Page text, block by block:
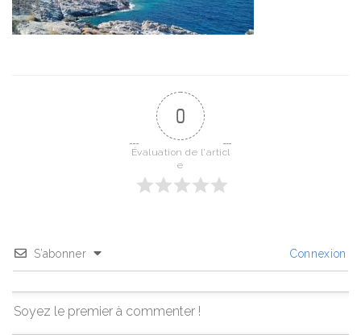
0
Évaluation de l'articl
e
S’abonner Connexion